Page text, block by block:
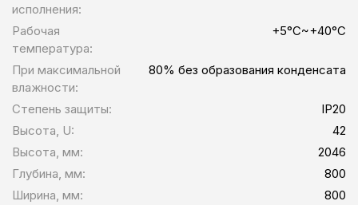
исполнения:
Рабочая
температура:
+5°C~+40°C
При максимальной
влажности:
80% без образования конденсата
Степень защиты:
IP20
Высота, U:
42
Высота, мм:
2046
Глубина, мм:
800
Ширина, мм:
800